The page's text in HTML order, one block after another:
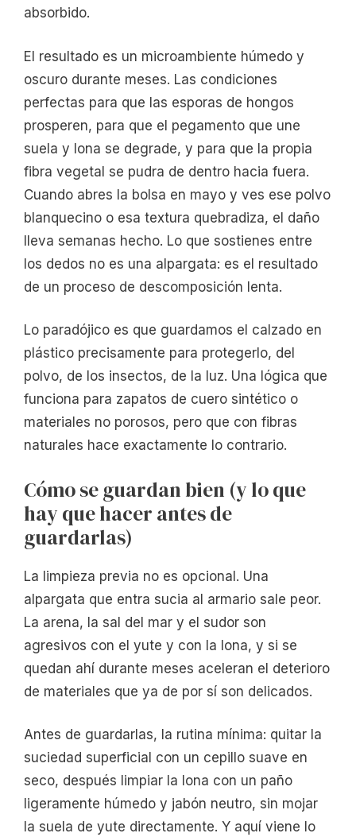
absorbido.
El resultado es un microambiente húmedo y
oscuro durante meses. Las condiciones
perfectas para que las esporas de hongos
prosperen, para que el pegamento que une
suela y lona se degrade, y para que la propia
fibra vegetal se pudra de dentro hacia fuera.
Cuando abres la bolsa en mayo y ves ese polvo
blanquecino o esa textura quebradiza, el daño
lleva semanas hecho. Lo que sostienes entre
los dedos no es una alpargata: es el resultado
de un proceso de descomposición lenta.
Lo paradójico es que guardamos el calzado en
plástico precisamente para protegerlo, del
polvo, de los insectos, de la luz. Una lógica que
funciona para zapatos de cuero sintético o
materiales no porosos, pero que con fibras
naturales hace exactamente lo contrario.
Cómo se guardan bien (y lo que
hay que hacer antes de
guardarlas)
La limpieza previa no es opcional. Una
alpargata que entra sucia al armario sale peor.
La arena, la sal del mar y el sudor son
agresivos con el yute y con la lona, y si se
quedan ahí durante meses aceleran el deterioro
de materiales que ya de por sí son delicados.
Antes de guardarlas, la rutina mínima: quitar la
suciedad superficial con un cepillo suave en
seco, después limpiar la lona con un paño
ligeramente húmedo y jabón neutro, sin mojar
la suela de yute directamente. Y aquí viene lo